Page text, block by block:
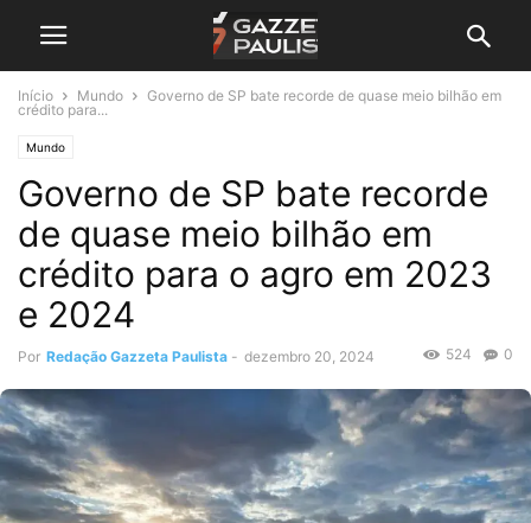
Início Mundo
Governo de SP bate recorde de quase meio bilhão em
crédito para...
Mundo
Governo de SP bate recorde
de quase meio bilhão em
crédito para o agro em 2023
e 2024
Por Redação Gazzeta Paulista - dezembro 20, 2024 0
524